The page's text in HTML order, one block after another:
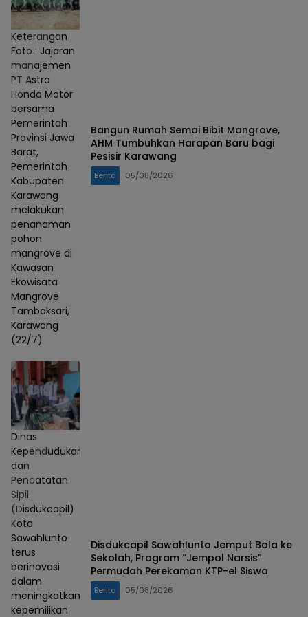
Keterangan
Foto : Jajaran
manajemen
PT Astra
Honda Motor
bersama
Pemerintah
Provinsi Jawa
Barat,
Pemerintah
Kabupaten
Karawang
melakukan
penanaman
pohon
mangrove di
Kawasan
Ekowisata
Mangrove
Tambaksari,
Karawang
(22/7)
Bangun Rumah Semai Bibit Mangrove,
AHM Tumbuhkan Harapan Baru bagi
Pesisir Karawang
Berita 05/08/2026
Dinas
Kependudukan
dan
Pencatatan
Sipil
(Disdukcapil)
Kota
Sawahlunto
terus
berinovasi
dalam
meningkatkan
kepemilikan
Disdukcapil Sawahlunto Jemput Bola ke
Sekolah, Program “Jempol Narsis”
Permudah Perekaman KTP-el Siswa
Berita 05/08/2026